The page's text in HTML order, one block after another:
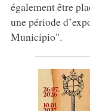
également être
une période
Municipio".